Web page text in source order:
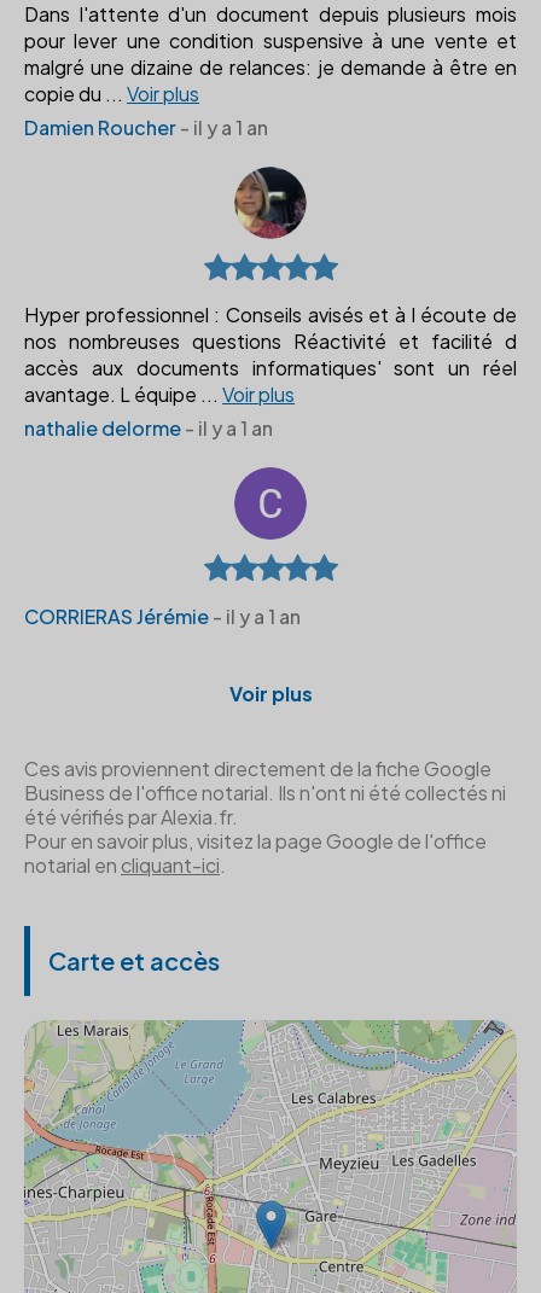
Dans l'attente d'un document depuis plusieurs mois
pour lever une condition suspensive à une vente et
malgré une dizaine de relances: je demande à être en
copie du ... Voir plus
Damien Roucher- il y a 1 an
Hyper professionnel : Conseils avisés et à l écoute de
nos nombreuses questions Réactivité et facilité d
accès aux documents informatiques' sont un réel
avantage. L équipe ... Voir plus
nathalie delorme- il y a 1 an
CORRIERAS Jérémie- il y a 1 an
Voir plus
Ces avis proviennent directement de la fiche Google
Business de l'office notarial. Ils n'ont ni été collectés ni
été vérifiés par Alexia.fr.
Pour en savoir plus, visitez la page Google de l'office
notarial en cliquant-ici.
Carte et accès